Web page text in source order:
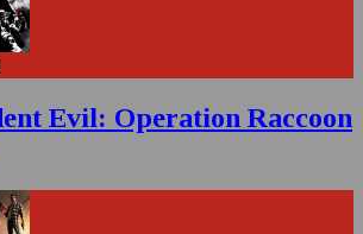
Evil: Operation Raccoon